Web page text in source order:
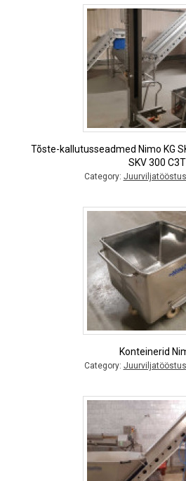
Tõste-kallutusseadmed Nimo KG
SKV 300 C3T
Category:
Konteinerid
Category: